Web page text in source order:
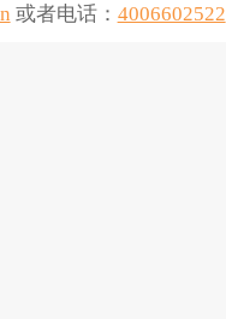
或者电话： 4006602522